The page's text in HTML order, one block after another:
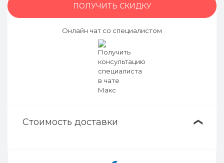
ПОЛУЧИТЬ СКИДКУ
Онлайн чат со специалистом
Стоимость доставки ❯